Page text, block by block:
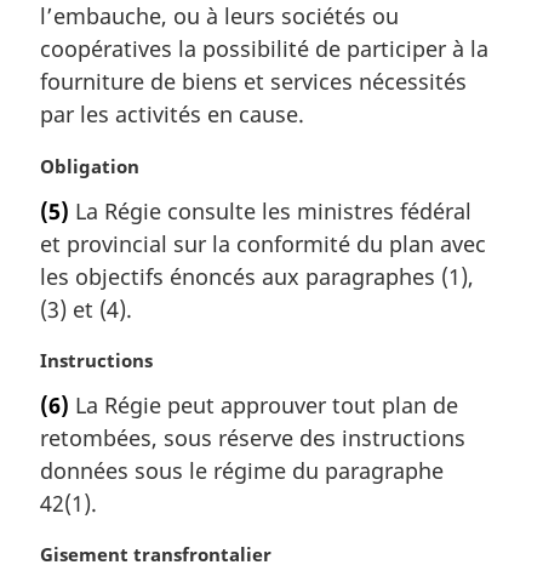
g
i
n
a
l
e
l’embauche, ou à leurs sociétés ou
coopératives la possibilité de participer à la
fourniture de biens et services nécessités
par les activités en cause.
N
t
e
m
a
r
g
n
a
e
:
Obligation
(5) La Régie consulte les ministres fédéral
et provincial sur la conformité du plan avec
les objectifs énoncés aux paragraphes (1),
(3) et (4).
N
t
e
m
a
g
Instructions
(6) La Régie peut approuver tout plan de
retombées, sous réserve des instructions
données sous le régime du paragraphe
42(1).
N
Gisement transfrontalier